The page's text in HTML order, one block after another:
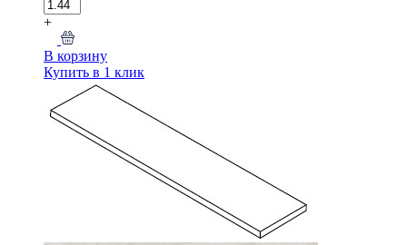
+
В корзину
Купить в 1 клик